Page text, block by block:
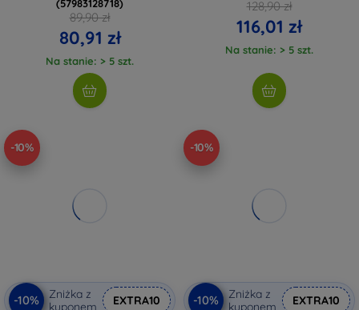
(57983128718)
89,90 zł
80,91 zł
Na stanie: > 5 szt.
128,90 zł
116,01 zł
Na stanie: > 5 szt.
-10%
-10%
Zniżka z
kuponem
EXTRA10
-10%
-10%
Zniżka z
kuponem
EXTRA10